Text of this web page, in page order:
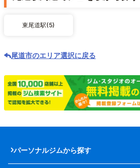
東尾道駅(5)
尾道市のエリア選択に戻る
パーソナルジムから探す